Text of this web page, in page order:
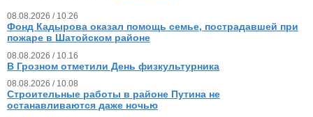
08.08.2026 / 10.26
Фонд Кадырова оказал помощь семье, пострадавшей при
пожаре в Шатойском районе
08.08.2026 / 10.16
В Грозном отметили День физкультурника
08.08.2026 / 10.08
Строительные работы в районе Путина не
останавливаются даже ночью